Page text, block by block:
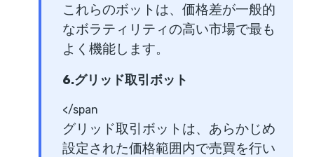
これらのボットは、価格差が一般的
なボラティリティの高い市場で最も
よく機能します。
6.グリッド取引ボット
</span
グリッド取引ボットは、あらかじめ
設定された価格範囲内で売買を行い